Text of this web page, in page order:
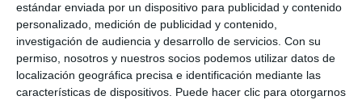
estándar enviada por un dispositivo para publicidad y contenido
personalizado, medición de publicidad y contenido,
investigación de audiencia y desarrollo de servicios. Con su
permiso, nosotros y nuestros socios podemos utilizar datos de
localización geográfica precisa e identificación mediante las
características de dispositivos. Puede hacer clic para otorgarnos
REPORTAJES
La Aemet activa el aviso amarillo
por lluvias y tormentas para
este miércoles